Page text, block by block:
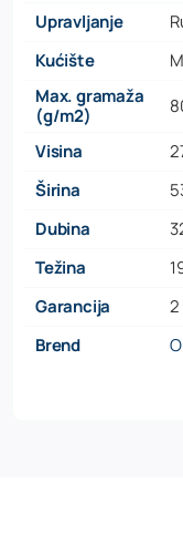
Upravljanje
Kućište
Max. gramaža
(g/m2)
Visina
Širina
Dubina
Težina
Garancija
Brend